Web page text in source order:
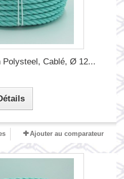
Polysteel, Cablé, Ø 12...
Ajouter au comparateur